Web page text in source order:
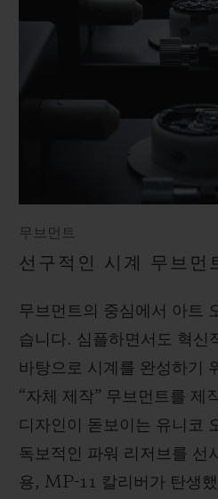
무브먼트
선구적인 시계 무브먼
무브먼트의 중심에서 아트
습니다. 심플하면서도 혁신
바탕으로 시계를 완성하기
“자체 제작” 무브먼트를 제
디자인이 돋보이는 유니코
독보적인 파워 리저브를 선
용, MP-11 칼리버가 탄생